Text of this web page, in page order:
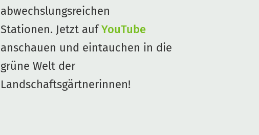
abwechslungsreichen
Stationen. Jetzt aufYouTube
anschauen und eintauchen in die
grüne Welt der
Landschaftsgärtnerinnen!